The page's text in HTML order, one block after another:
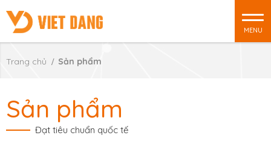
MENU
Trang chủ Sản phẩm
Sản phẩm
Đạt tiêu chuẩn quốc tế